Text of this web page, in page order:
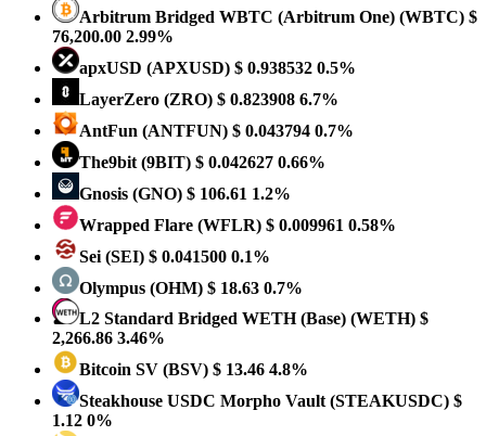
Arbitrum Bridged WBTC (Arbitrum One) (WBTC) $
76,200.00 2.99%
apxUSD (APXUSD) $ 0.938532 0.5%
LayerZero (ZRO) $ 0.823908 6.7%
AntFun (ANTFUN) $ 0.043794 0.7%
The9bit (9BIT) $ 0.042627 0.66%
Gnosis (GNO) $ 106.61 1.2%
Wrapped Flare (WFLR) $ 0.009961 0.58%
Sei (SEI) $ 0.041500 0.1%
Olympus (OHM) $ 18.63 0.7%
L2 Standard Bridged WETH (Base) (WETH) $
2,266.86 3.46%
Bitcoin SV (BSV) $ 13.46 4.8%
Steakhouse USDC Morpho Vault (STEAKUSDC) $
1.12 0%